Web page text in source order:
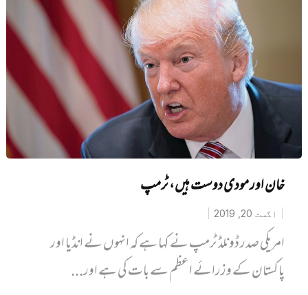
خان اور مودی دوست ہیں، ٹرمپ
اگست 20, 2019
امریکی صدر ڈونلڈ ٹرمپ نے کہا ہے کہ انہوں نے انڈیا اور
پاکستان کے وزرائے اعظم سے بات کی ہے اور...